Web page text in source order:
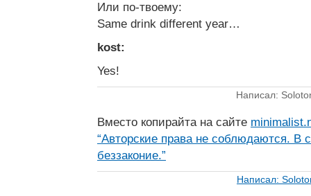
Или по-твоему:
Same drink different year…
kost:
Yes!
Написал:
Вместо копирайта на сайте
“Авторские права не соблюдаются. В
беззаконие.”
Написал: